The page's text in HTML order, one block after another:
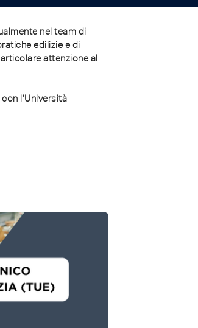
nel team di
edilizie e di
attenzione al
l’Università